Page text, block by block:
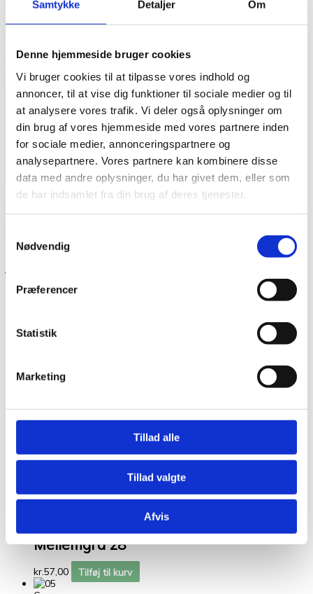
Samtykke Detaljer Om
Denne hjemmeside bruger cookies
Vi bruger cookies til at tilpasse vores indhold og
annoncer, til at vise dig funktioner til sociale medier og til
at analysere vores trafik. Vi deler også oplysninger om
din brug af vores hjemmeside med vores partnere inden
for sociale medier, annonceringspartnere og
analysepartnere. Vores partnere kan kombinere disse
data med andre oplysninger, du har givet dem, eller som
de har indsamlet fra din brug af deres tjenester.
Nødvendig
Præferencer
Statistik
Marketing
Tillad alle
Tillad valgte
Afvis
Din e-mailadresse vil ikke blive publiceret. Krævede felter er
Din bedømmelse
Din anmeldelse*
Gem mit navn, mail og websted i denne browser til næste gang
Havblik Støvet
kr.75,00 Tilføj til kurv
Garn
Mellemgrå 28
kr.57,00
Tilføj til kurv